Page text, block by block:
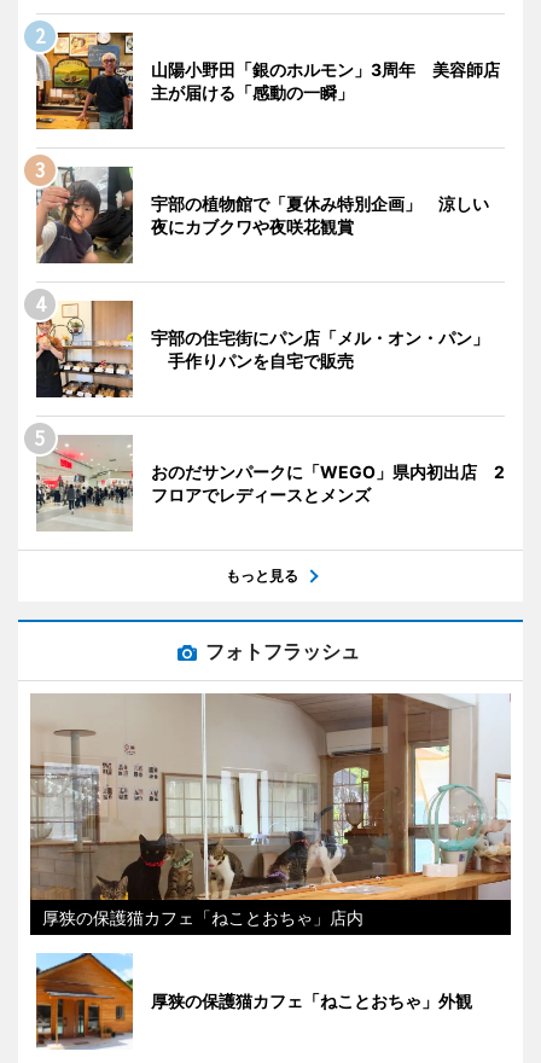
山陽小野田「銀のホルモン」3周年 美容師店
主が届ける「感動の一瞬」
宇部の植物館で「夏休み特別企画」 涼しい
夜にカブクワや夜咲花観賞
宇部の住宅街にパン店「メル・オン・パン」
手作りパンを自宅で販売
おのだサンパークに「WEGO」県内初出店 2
フロアでレディースとメンズ
もっと見る
フォトフラッシュ
厚狭の保護猫カフェ「ねことおちゃ」店内
厚狭の保護猫カフェ「ねことおちゃ」外観